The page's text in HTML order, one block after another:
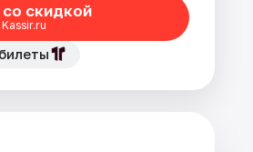
скидкой